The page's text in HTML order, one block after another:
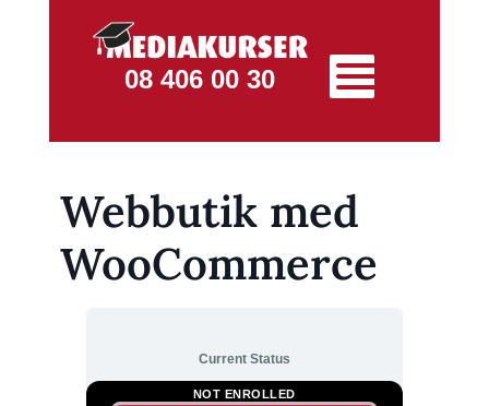
08 406 00 30
Webbutik med
WooCommerce
Current Status
NOT ENROLLED